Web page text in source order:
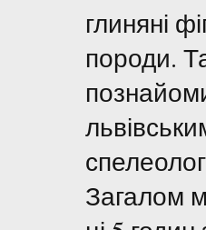
глиняні
породи.
Загалом